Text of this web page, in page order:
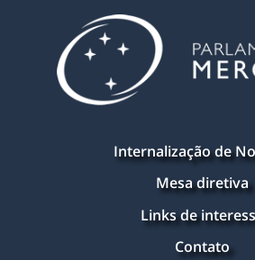
Internalização de
Mesa diretiva
Links de
Contato